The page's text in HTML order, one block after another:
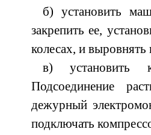
б) установить
закрепить ее,
колесах, и
в) установить
Подсоединение
дежурный
подключать